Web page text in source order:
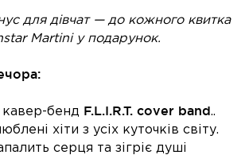
для дівчат — до кожного квитка
Martini у подарунок.
кавер-бенд F.L.I.R.T. cover band..
хіти з усіх куточків світу.
серця та зігріє душі